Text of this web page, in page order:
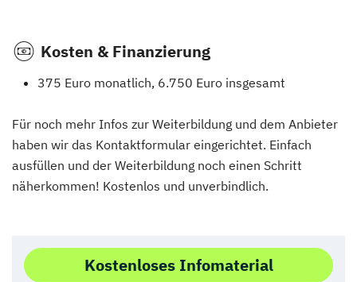
Kosten & Finanzierung
375 Euro monatlich, 6.750 Euro insgesamt
Für noch mehr Infos zur Weiterbildung und dem Anbieter
haben wir das Kontaktformular eingerichtet. Einfach
ausfüllen und der Weiterbildung noch einen Schritt
näherkommen! Kostenlos und unverbindlich.
Kostenloses Infomaterial